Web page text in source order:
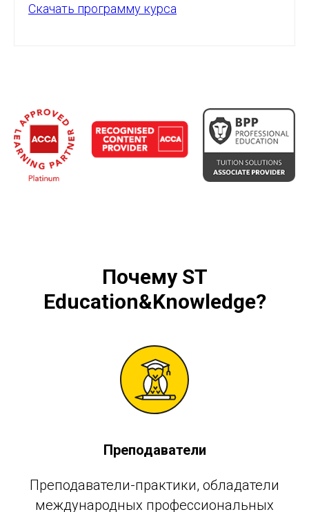
Скачать программу курса
Почему ST
Education&Knowledge?
Преподаватели
Преподаватели-практики, обладатели
международных профессиональных